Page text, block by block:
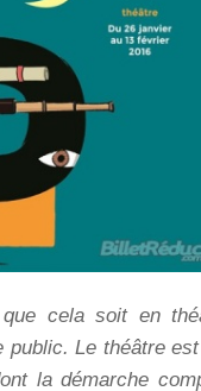
que cela soit en
public. Le théâtre
la démarche